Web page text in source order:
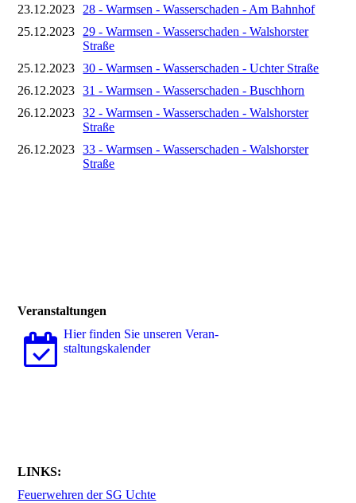
23.12.2023
28 - Warmsen - Wasserschaden - Am Bahnhof
25.12.2023
29 - Warmsen - Wasserschaden - Walshorster
Straße
25.12.2023
30 - Warmsen - Wasserschaden - Uchter Straße
26.12.2023
31 - Warmsen - Wasserschaden - Buschhorn
26.12.2023
32 - Warmsen - Wasserschaden - Walshorster
Straße
26.12.2023
33 - Warmsen - Wasserschaden - Walshorster
Straße
Veranstaltungen
Hier finden Sie unseren Ver­an­
stal­tungs­ka­len­der
LINKS:
Feuerwehren der SG Uchte